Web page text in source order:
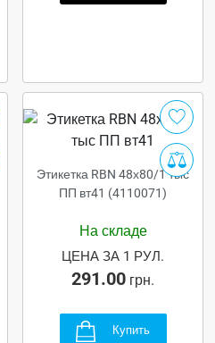
Этикетка RBN 48х80/1 тыс
ПП вт41 (4110071)
На складе
291.00 грн.
ЦЕНА ЗА 1 РУЛ.
Купить